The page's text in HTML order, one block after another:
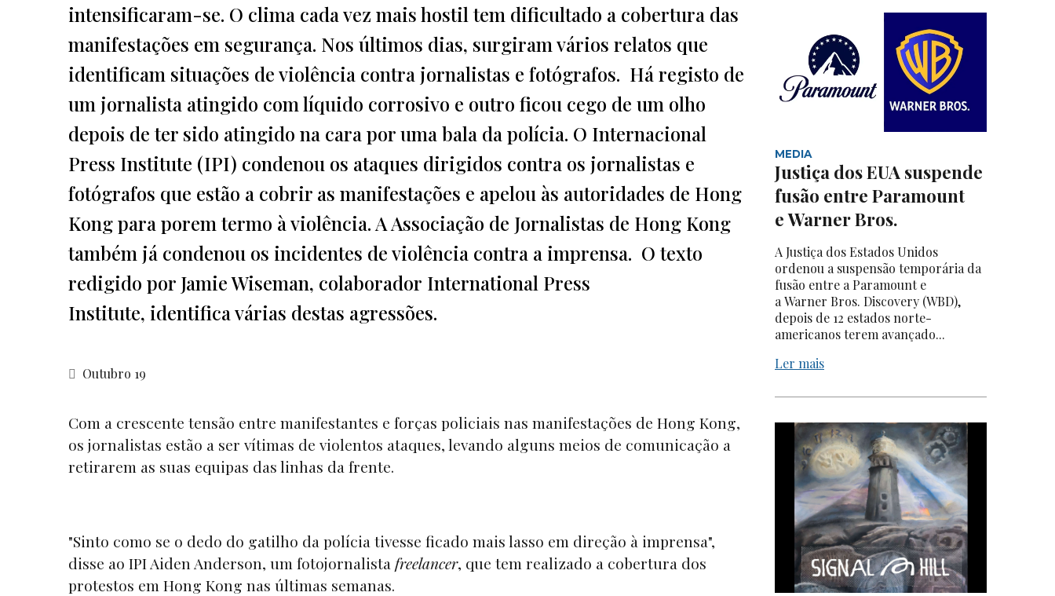
intensificaram-se. O clima cada vez mais hostil tem dificultado a cobertura das
manifestações em segurança. Nos últimos dias, surgiram vários relatos que
identificam situações de violência contra jornalistas e fotógrafos. Há registo de
um jornalista atingido com líquido corrosivo e outro ficou cego de um olho
depois de ter sido atingido na cara por uma bala da polícia. O Internacional
Press Institute (IPI) condenou os ataques dirigidos contra os jornalistas e
fotógrafos que estão a cobrir as manifestações e apelou às autoridades de Hong
Kong para porem termo à violência. A Associação de Jornalistas de Hong Kong
também já condenou os incidentes de violência contra a imprensa. O texto
redigido por Jamie Wiseman, colaborador International Press
Institute, identifica várias destas agressões.
Outubro 19
Com a crescente tensão entre manifestantes e forças policiais nas manifestações de Hong Kong,
os jornalistas estão a ser vítimas de violentos ataques, levando alguns meios de comunicação a
retirarem as suas equipas das linhas da frente.
"Sinto como se o dedo do gatilho da polícia tivesse ficado mais lasso em direção à imprensa",
disse ao IPI Aiden Anderson, um fotojornalista freelancer, que tem realizado a cobertura dos
protestos em Hong Kong nas últimas semanas.
MEDIA
Justiça dos EUA suspende
fusão entre Paramount
e Warner Bros.
A Justiça dos Estados Unidos
ordenou a suspensão temporária da
fusão entre a Paramount e
a Warner Bros. Discovery (WBD),
depois de 12 estados norte-
americanos terem avançado...
Ler mais